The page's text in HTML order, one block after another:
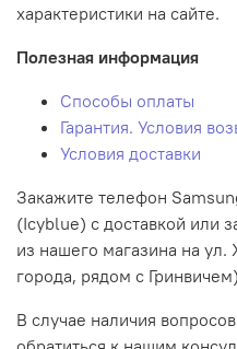
характеристики на сайте.
Полезная информация
Способы оплаты
Гарантия. Условия
Условия доставки
Закажите телефон
(Icyblue) с доставкой или
из нашего магазина на ул.
города, рядом с
В случае наличия